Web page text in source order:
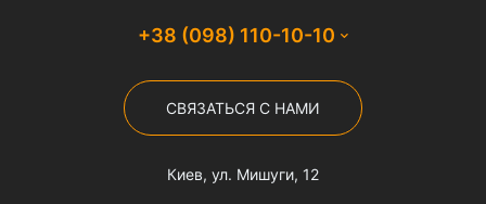
+38 (098) 110-10-10
СВЯЗАТЬСЯ С НАМИ
Киев, ул. Мишуги, 12